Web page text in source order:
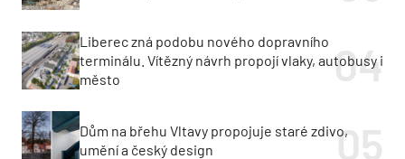
Liberec zná podobu nového dopravního
terminálu. Vítězný návrh propojí vlaky, autobusy i
město
Dům na břehu Vltavy propojuje staré zdivo,
umění a český design